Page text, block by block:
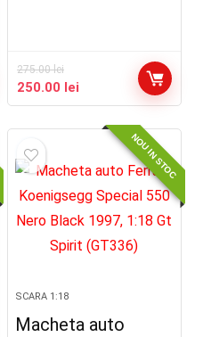
275.00lei
Prețul
inițial
275.00 lei.
250.00 lei
curent
este:
250.00 lei.NOU IN STOC
SCARA 1:18
Macheta auto